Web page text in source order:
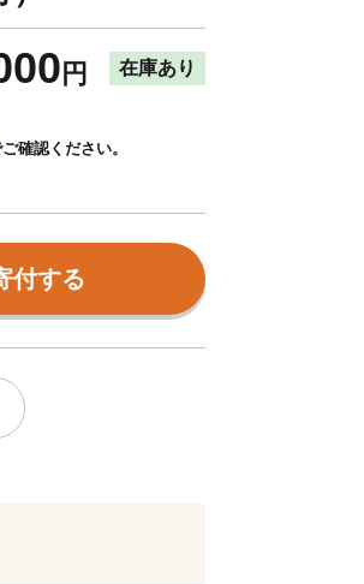
円 在庫あり
確認ください。
付する